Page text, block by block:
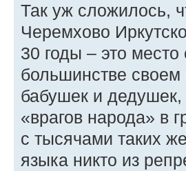
Так уж сложилось,
Черемхово
30 годы – это
большинстве
бабушек и
«врагов народа» в
с тысячами таких
языка никто из